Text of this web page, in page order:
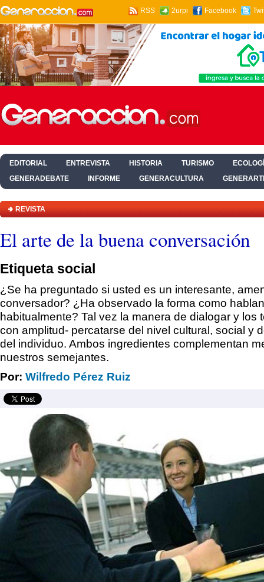
RSS 2urpi Facebook
EDITORIAL ENTREVISTA HISTORIA TURISMO
GENERADEBATE
INFORME GENERACULTURA
REVISTA
El arte de la buena conversación
Etiqueta social
¿Se ha preguntado si usted es un interesante,
conversador? ¿Ha observado la forma como
habitualmente? Tal vez la manera de dialogar y los
con amplitud- percatarse del nivel cultural, social y
del individuo. Ambos ingredientes complementan
nuestros semejantes.
Por: Wilfredo Pérez Ruiz